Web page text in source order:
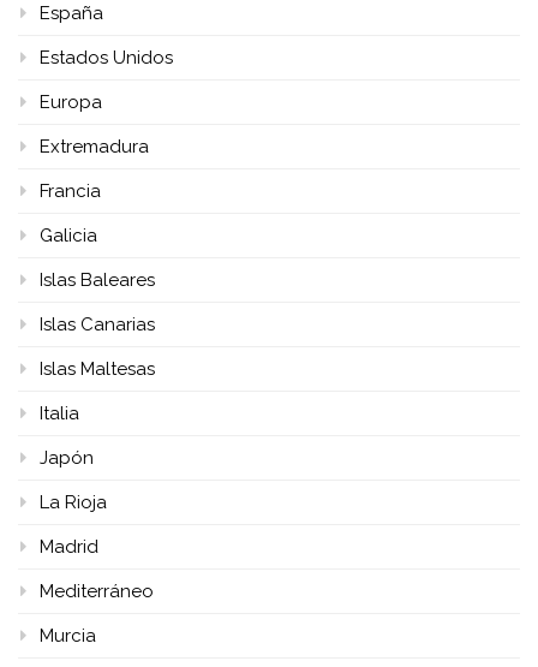
España
Estados Unidos
Europa
Extremadura
Francia
Galicia
Islas Baleares
Islas Canarias
Islas Maltesas
Italia
Japón
La Rioja
Madrid
Mediterráneo
Murcia